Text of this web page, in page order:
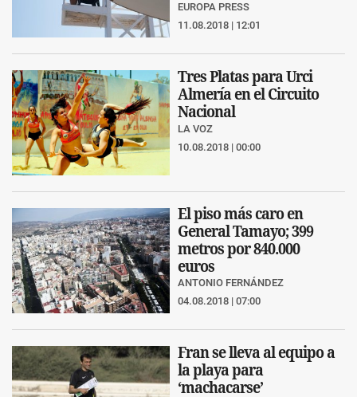
EUROPA PRESS
11.08.2018 | 12:01
Tres Platas para Urci
Almería en el Circuito
Nacional
LA VOZ
10.08.2018 | 00:00
El piso más caro en
General Tamayo; 399
metros por 840.000
euros
ANTONIO FERNÁNDEZ
04.08.2018 | 07:00
Fran se lleva al equipo a
la playa para
‘machacarse’